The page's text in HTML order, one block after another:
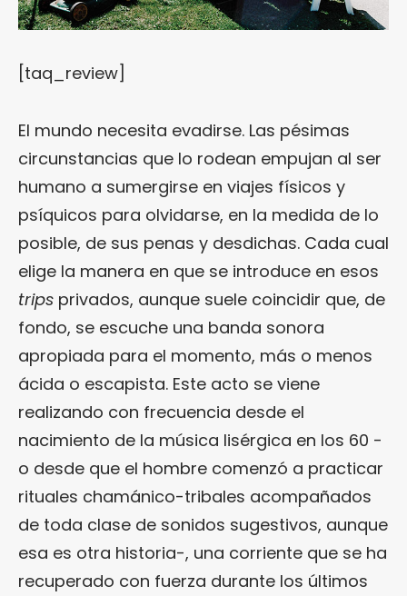
[taq_review]
El mundo necesita evadirse. Las pésimas
circunstancias que lo rodean empujan al ser
humano a sumergirse en viajes físicos y
psíquicos para olvidarse, en la medida de lo
posible, de sus penas y desdichas. Cada cual
elige la manera en que se introduce en esos
trips privados, aunque suele coincidir que, de
fondo, se escuche una banda sonora
apropiada para el momento, más o menos
ácida o escapista. Este acto se viene
realizando con frecuencia desde el
nacimiento de la música lisérgica en los 60 -
o desde que el hombre comenzó a practicar
rituales chamánico-tribales acompañados
de toda clase de sonidos sugestivos, aunque
esa es otra historia-, una corriente que se ha
recuperado con fuerza durante los últimos